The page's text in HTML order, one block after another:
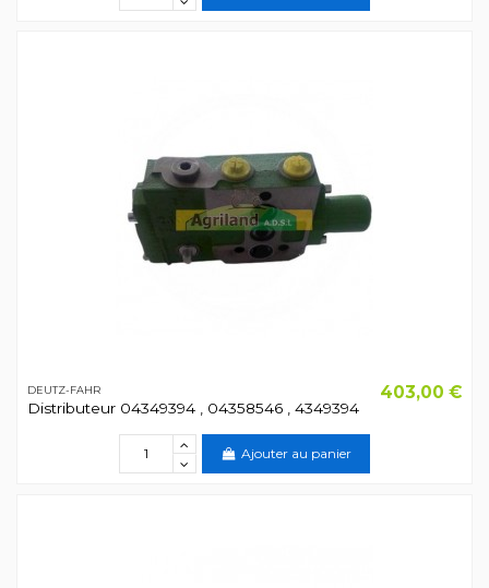
DEUTZ-FAHR
Distributeur 04349394 , 04358546 , 4349394
403,00 €
Ajouter au panier